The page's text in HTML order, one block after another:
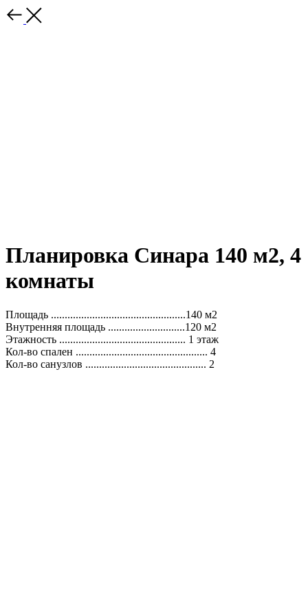
Планировка Синара 140 м2, 4
комнаты
Площадь .................................................140 м2
Внутренняя площадь ............................120 м2
Этажность .............................................. 1 этаж
Кол-во спален ................................................ 4
Кол-во санузлов ............................................ 2